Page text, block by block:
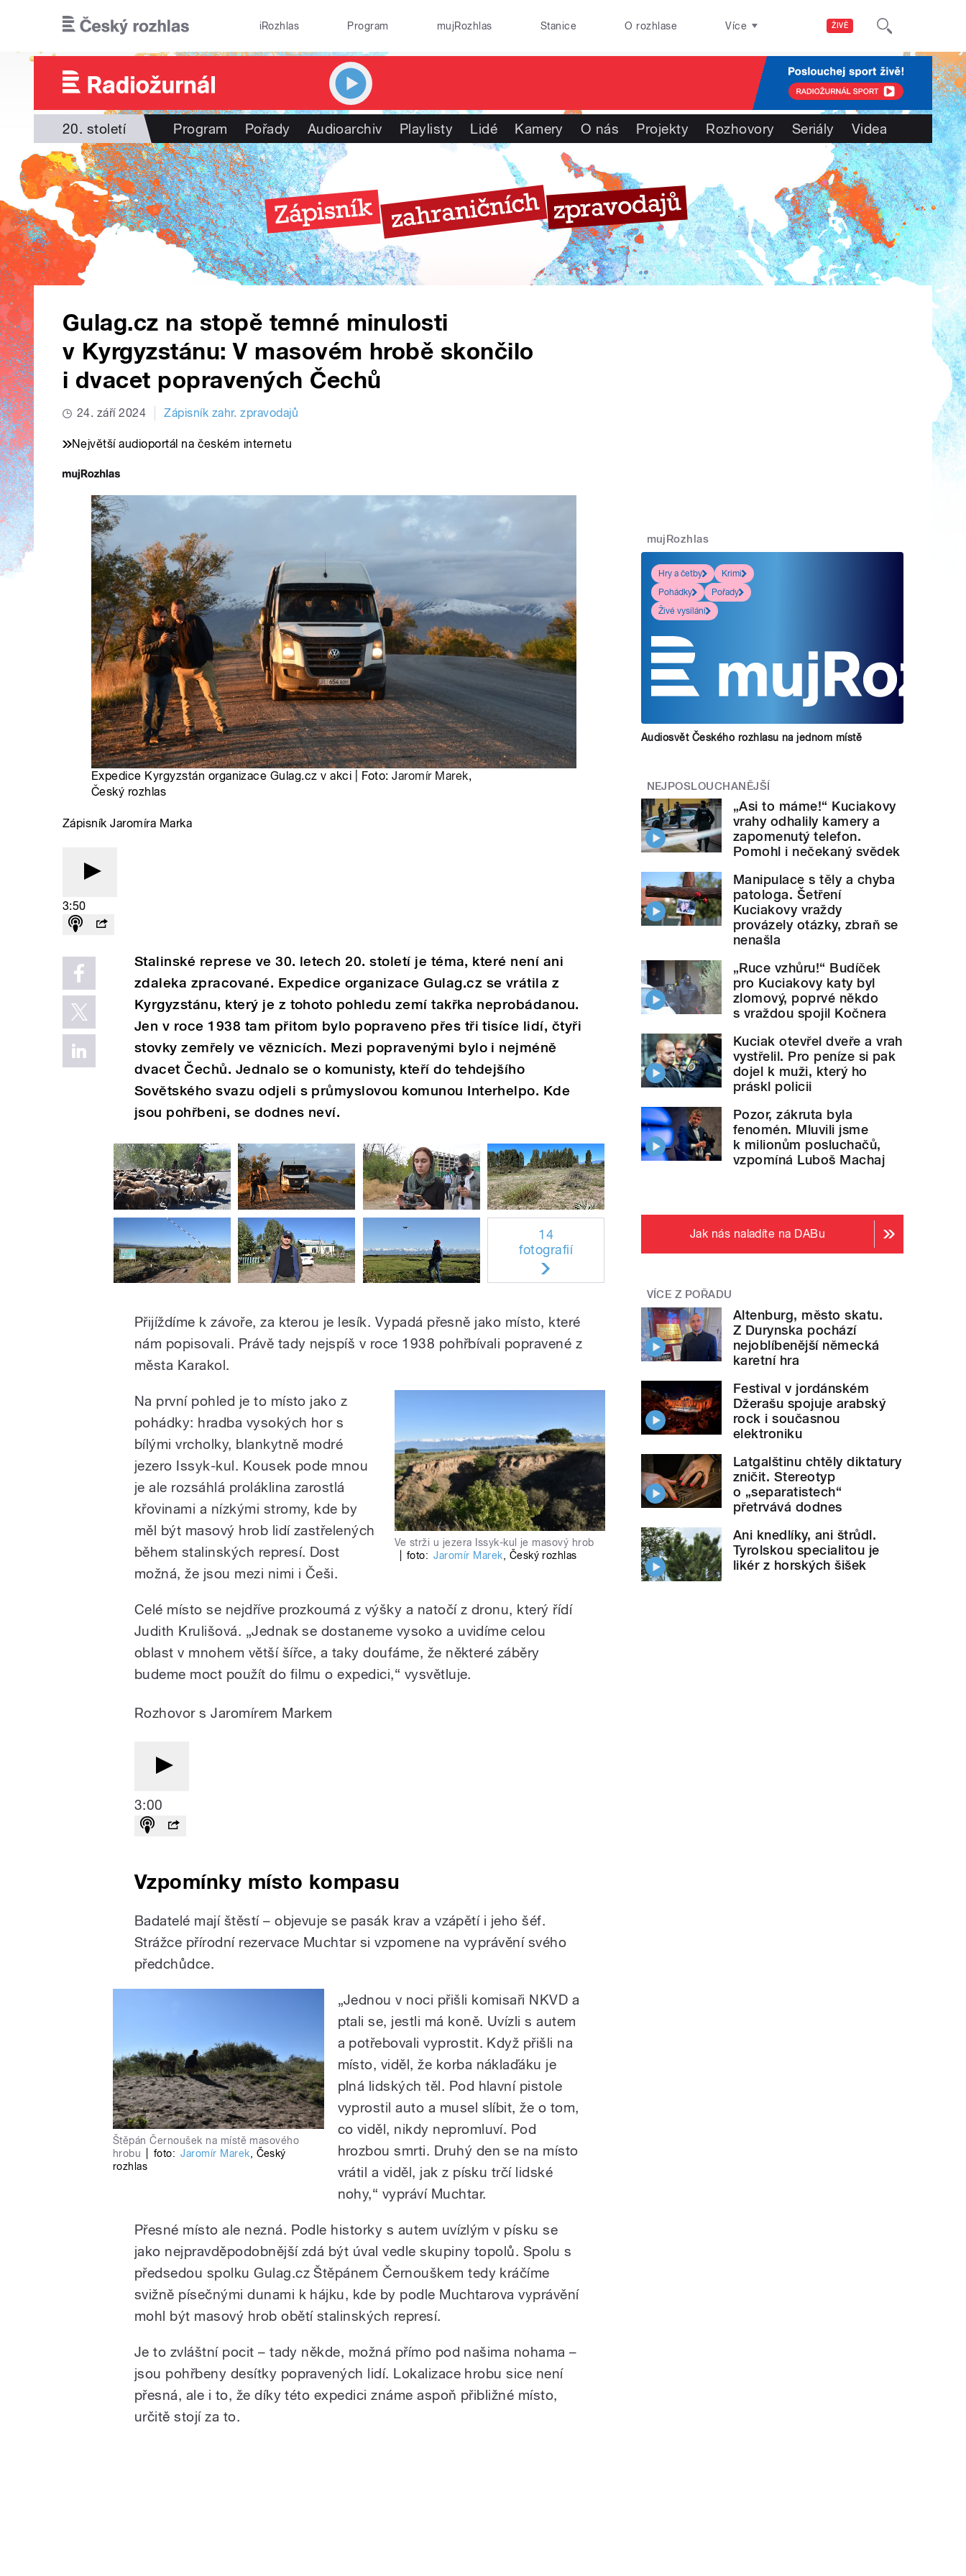
ŽIVĚ
iRozhlas Program mujRozhlas Stanice O rozhlase Více
20. století Program Pořady Audioarchiv Playlisty Lidé Kamery O nás Projekty Rozhovory Seriály Videa
Gulag.cz na stopě temné minulosti
v Kyrgyzstánu: V masovém hrobě skončilo
i dvacet popravených Čechů
24. září 2024 Zápisník zahr. zpravodajů
Největší audioportál na českém internetu
Expedice Kyrgyzstán organizace Gulag.cz v akci | Foto:Jaromír Marek,
Český rozhlas
Zápisník Jaromíra Marka
3:50
Stalinské represe ve 30. letech 20. století je téma, které není ani
zdaleka zpracované. Expedice organizace Gulag.cz se vrátila z
Kyrgyzstánu, který je z tohoto pohledu zemí takřka neprobádanou.
Jen v roce 1938 tam přitom bylo popraveno přes tři tisíce lidí, čtyři
stovky zemřely ve věznicích. Mezi popravenými bylo i nejméně
dvacet Čechů. Jednalo se o komunisty, kteří do tehdejšího
Sovětského svazu odjeli s průmyslovou komunou Interhelpo. Kde
jsou pohřbeni, se dodnes neví.
14
fotografií
Přijíždíme k závoře, za kterou je lesík. Vypadá přesně jako místo, které
nám popisovali. Právě tady nejspíš v roce 1938 pohřbívali popravené z
města Karakol.
Ve strži u jezera Issyk-kul je masový hrob
foto: Jaromír Marek, Český rozhlas
Na první pohled je to místo jako z
pohádky: hradba vysokých hor s
bílými vrcholky, blankytně modré
jezero Issyk-kul. Kousek pode mnou
je ale rozsáhlá proláklina zarostlá
křovinami a nízkými stromy, kde by
měl být masový hrob lidí zastřelených
během stalinských represí. Dost
možná, že jsou mezi nimi i Češi.
Celé místo se nejdříve prozkoumá z výšky a natočí z dronu, který řídí
Judith Krulišová. „Jednak se dostaneme vysoko a uvidíme celou
oblast v mnohem větší šířce, a taky doufáme, že některé záběry
budeme moct použít do filmu o expedici,“ vysvětluje.
Rozhovor s Jaromírem Markem
3:00
Vzpomínky místo kompasu
Badatelé mají štěstí – objevuje se pasák krav a vzápětí i jeho šéf.
Strážce přírodní rezervace Muchtar si vzpomene na vyprávění svého
předchůdce.
Štěpán Černoušek na místě masového
hrobu
foto: Jaromír Marek, Český
rozhlas
„Jednou v noci přišli komisaři NKVD a
ptali se, jestli má koně. Uvízli s autem
a potřebovali vyprostit. Když přišli na
místo, viděl, že korba náklaďáku je
plná lidských těl. Pod hlavní pistole
vyprostil auto a musel slíbit, že o tom,
co viděl, nikdy nepromluví. Pod
hrozbou smrti. Druhý den se na místo
vrátil a viděl, jak z písku trčí lidské
nohy,“ vypráví Muchtar.
Přesné místo ale nezná. Podle historky s autem uvízlým v písku se
jako nejpravděpodobnější zdá být úval vedle skupiny topolů. Spolu s
předsedou spolku Gulag.cz Štěpánem Černouškem tedy kráčíme
svižně písečnými dunami k hájku, kde by podle Muchtarova vyprávění
mohl být masový hrob obětí stalinských represí.
Je to zvláštní pocit – tady někde, možná přímo pod našima nohama –
jsou pohřbeny desítky popravených lidí. Lokalizace hrobu sice není
přesná, ale i to, že díky této expedici známe aspoň přibližné místo,
určitě stojí za to.
mujRozhlas
Hry a četby
Krimi
Pohádky
Pořady
Živé vysílání
Audiosvět Českého rozhlasu na jednom místě
NEJPOSLOUCHANĚJŠÍ
„Asi to máme!“ Kuciakovy
vrahy odhalily kamery a
zapomenutý telefon.
Pomohl i nečekaný svědek
Manipulace s těly a chyba
patologa. Šetření
Kuciakovy vraždy
provázely otázky, zbraň se
nenašla
„Ruce vzhůru!“ Budíček
pro Kuciakovy katy byl
zlomový, poprvé někdo
s vraždou spojil Kočnera
Kuciak otevřel dveře a vrah
vystřelil. Pro peníze si pak
dojel k muži, který ho
práskl policii
Pozor, zákruta byla
fenomén. Mluvili jsme
k milionům posluchačů,
vzpomíná Luboš Machaj
Jak nás naladíte na DABu
VÍCE Z POŘADU
Altenburg, město skatu.
Z Durynska pochází
nejoblíbenější německá
karetní hra
Festival v jordánském
Džerašu spojuje arabský
rock i současnou
elektroniku
Latgalštinu chtěly diktatury
zničit. Stereotyp
o „separatistech“
přetrvává dodnes
Ani knedlíky, ani štrůdl.
Tyrolskou specialitou je
likér z horských šišek